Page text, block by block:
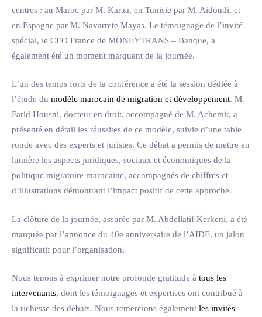
centres : au Maroc par M. Karaa, en Tunisie par M. Aidoudi, et
en Espagne par M. Navarrete Mayas. Le témoignage de l’invité
spécial, le CEO France de MONEYTRANS – Banque, a
également été un moment marquant de la journée.
L’un des temps forts de la conférence a été la session dédiée à
l’étude du modèle marocain de migration et développement. M.
Farid Housni, docteur en droit, accompagné de M. Achemir, a
présenté en détail les réussites de ce modèle, suivie d’une table
ronde avec des experts et juristes. Ce débat a permis de mettre en
lumière les aspects juridiques, sociaux et économiques de la
politique migratoire marocaine, accompagnés de chiffres et
d’illustrations démontrant l’impact positif de cette approche.
La clôture de la journée, assurée par M. Abdellatif Kerkeni, a été
marquée par l’annonce du 40e anniversaire de l’AIDE, un jalon
significatif pour l’organisation.
Nous tenons à exprimer notre profonde gratitude à tous les
intervenants, dont les témoignages et expertises ont contribué à
la richesse des débats. Nous remercions également les invités